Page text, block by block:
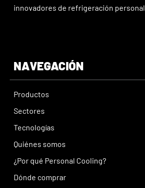
innovadores de refrigeración personal.
NAVEGACIÓN
Productos
Sectores
Tecnologías
Quiénes somos
¿Por qué Personal Cooling?
Dónde comprar